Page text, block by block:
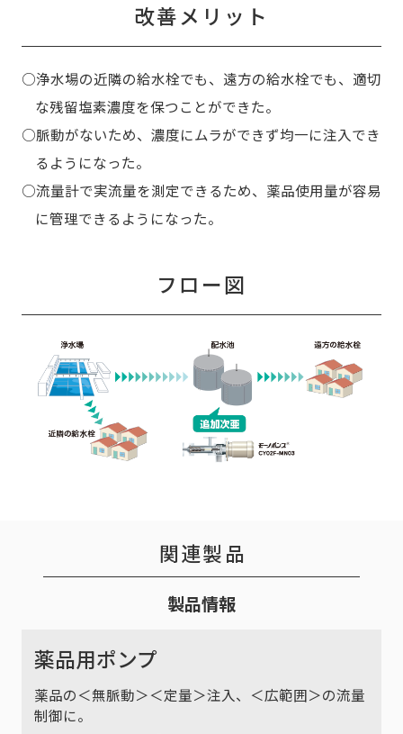
改善メリット
○浄水場の近隣の給水栓でも、遠方の給水栓でも、適切
な残留塩素濃度を保つことができた。
○脈動がないため、濃度にムラができず均一に注入でき
るようになった。
○流量計で実流量を測定できるため、薬品使用量が容易
に管理できるようになった。
フロー図
関連製品
製品情報
薬品用ポンプ
薬品の＜無脈動＞＜定量＞注入、＜広範囲＞の流量
制御に。